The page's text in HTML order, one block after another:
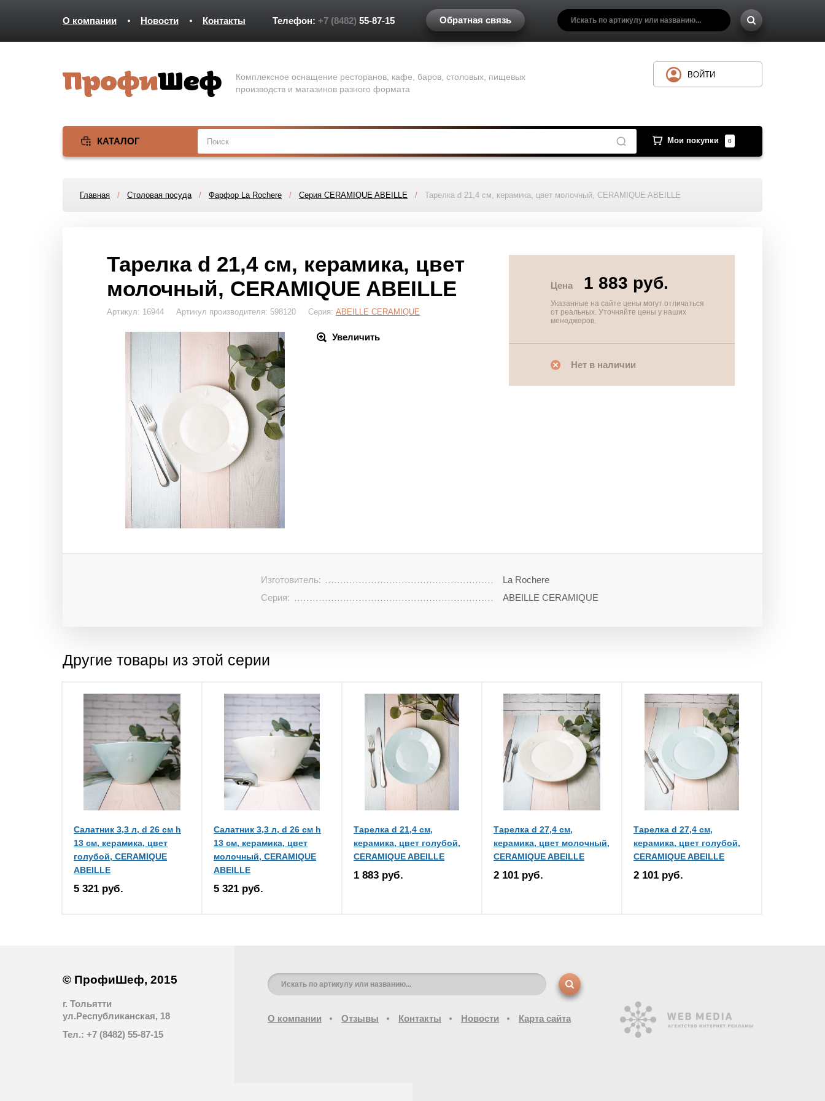
О компании Новости Контакты Телефон: +7 (8482) 55-87-15 Обратная связь
Комплексное оснащение ресторанов, кафе, баров, столовых, пищевых
производств и магазинов разного формата
КАТАЛОГ Мои покупки 0
ВОЙТИ
Главная / Столовая посуда/ Фарфор La Rochere / Серия CERAMIQUE ABEILLE / Тарелка d 21,4 см, керамика, цвет молочный, CERAMIQUE ABEILLE
Тарелка d 21,4 см, керамика, цвет
молочный, CERAMIQUE ABEILLE
Артикул: 16944 Артикул производителя: 598120 Серия: ABEILLE CERAMIQUE
Увеличить
Цена 1 883 руб.
Указанные на сайте цены могут отличаться
от реальных. Уточняйте цены у наших
менеджеров.
Нет в наличии
Изготовитель:
La Rochere
Серия:
ABEILLE CERAMIQUE
Другие товары из этой серии
Салатник 3,3 л, d 26 см h
13 см, керамика, цвет
голубой, CERAMIQUE
ABEILLE
5 321 руб.
Салатник 3,3 л, d 26 см h
13 см, керамика, цвет
молочный, CERAMIQUE
ABEILLE
5 321 руб.
Тарелка d 21,4 см,
керамика, цвет голубой,
CERAMIQUE ABEILLE
1 883 руб.
Тарелка d 27,4 см,
керамика, цвет молочный,
CERAMIQUE ABEILLE
2 101 руб.
Тарелка d 27,4 см,
керамика, цвет голубой,
CERAMIQUE ABEILLE
2 101 руб.
© ПрофиШеф, 2015
г. Тольятти
ул.Республиканская, 18
Тел.: +7 (8482) 55-87-15
О компании Отзывы Контакты Новости Карта сайта